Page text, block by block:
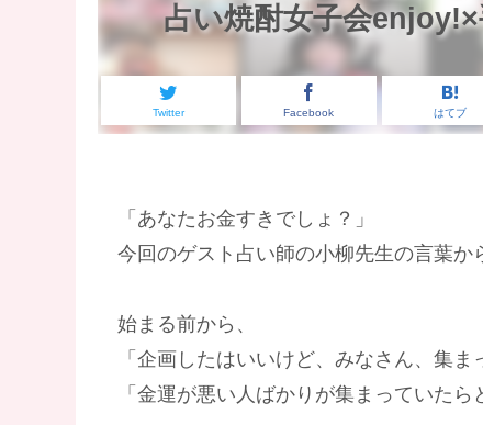
占い焼酎女子会
Twitter Facebook はてブ
「あなたお金すきでしょ？」
今回のゲスト占い師の小柳先生の言葉
始まる前から、
「企画したはいいけど、みなさん、集ま
「金運が悪い人ばかりが集まっていた